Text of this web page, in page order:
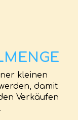
kleinen
damit
Verkäufen